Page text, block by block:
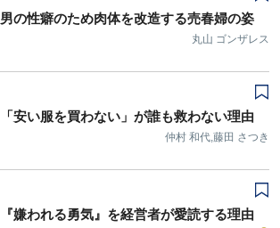
男の性癖のため肉体を改造する売春婦の姿
丸山 ゴンザレス
「安い服を買わない」が誰も救わない理由
仲村 和代,藤田 さつき
『嫌われる勇気』を経営者が愛読する理由